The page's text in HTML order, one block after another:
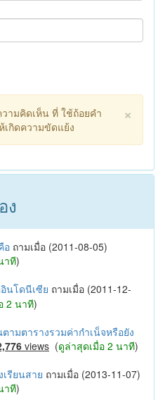
×
ามคิดเห็น ที่ ใช้ถ้อยคำ
เกิดความขัดแย้ง
ง
อ ถามเมื่อ (2011-08-05)
าที)
นโดนีเซีย ถามเมื่อ (2011-12-
2 นาที)
ามตารางรวมค่ากำเน็จหรือยัง
views (ดูล่าสุดเมื่อ 2 นาที)
เรียนสาย ถามเมื่อ (2013-11-07)
าที)